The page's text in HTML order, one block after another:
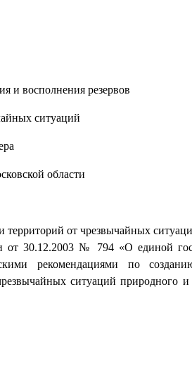
и восполнения резервов
ситуаций
области
от чрезвычайных
от 30.12.2003 № 794 «О единой
рекомендациями по
ситуаций природного и